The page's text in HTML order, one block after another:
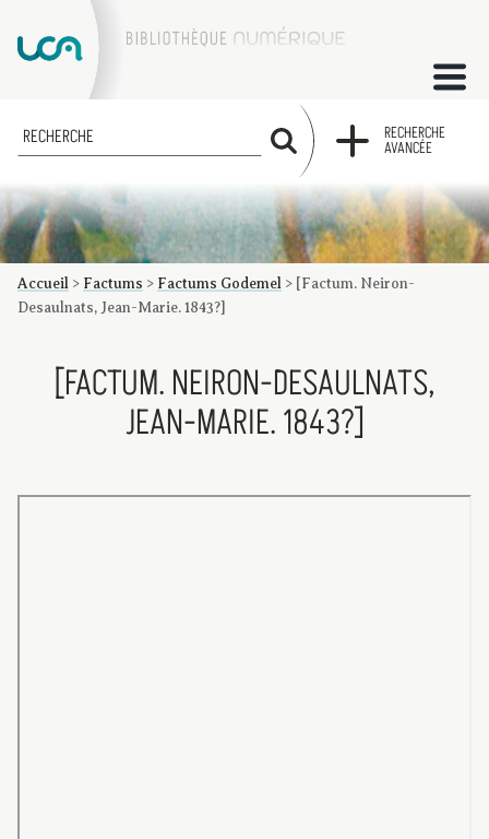
ACCUEIL
COLLECTIONS
FACTUMS
Les factums à la BU
Présentation du corpus de factums de la collection Marie
Bibliographie
Glossaire
Index de recherche
RECHERCHE
RECHERCHE
AVANCÉE
Accueil > Factums > Factums Godemel > [Factum. Neiron-
Desaulnats, Jean-Marie. 1843?]
[FACTUM. NEIRON-DESAULNATS,
JEAN-MARIE. 1843?]